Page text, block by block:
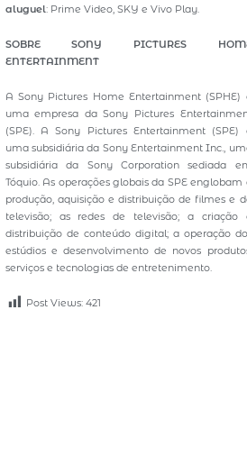
aluguel: Prime Video, SKY e Vivo Play.
SOBRE SONY PICTURES
ENTERTAINMENT
A Sony Pictures Home Entertainment (SPHE)
uma empresa da Sony Pictures
(SPE). A Sony Pictures Entertainment (SPE)
uma subsidiária da Sony Entertainment Inc.,
subsidiária da Sony Corporation sediada
Tóquio. As operações globais da SPE englobam
produção, aquisição e distribuição de filmes e
televisão; as redes de televisão; a criação
distribuição de conteúdo digital; a operação
estúdios e desenvolvimento de novos
serviços e tecnologias de entretenimento.
Post Views: 421